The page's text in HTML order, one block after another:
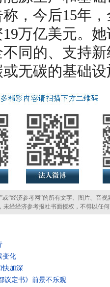
，今后15年
万亿美元。
同的、支持
无碳的基础
“经济参考网”的所有文字、图片、音视
未经经济参考报社书面授权，不得以任
变化
快加深
议定书》前景不乐观